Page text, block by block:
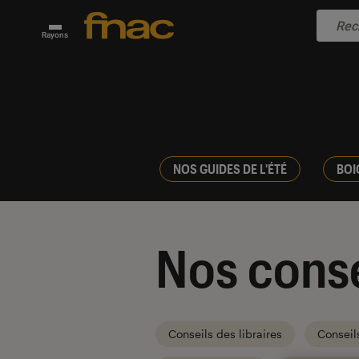
Rayons
NOS GUIDES DE L'ÉTÉ
Nos
Conseils des libraires